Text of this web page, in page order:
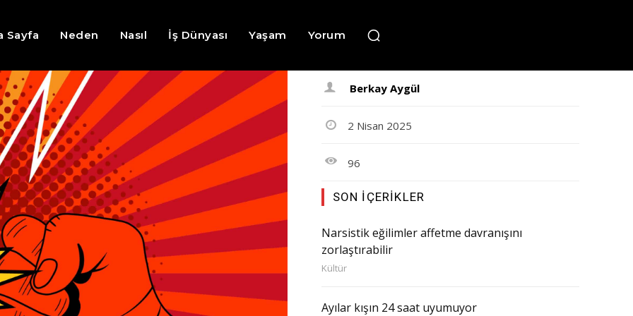
Sayfa Neden Nasıl İş Dünyası Yaşam Yorum
Berkay Aygül
2 Nisan 2025
96
SON İÇERIKLER
Narsistik eğilimler affetme davranışını
zorlaştırabilir
Kültür
Ayılar kışın 24 saat uyumuyor